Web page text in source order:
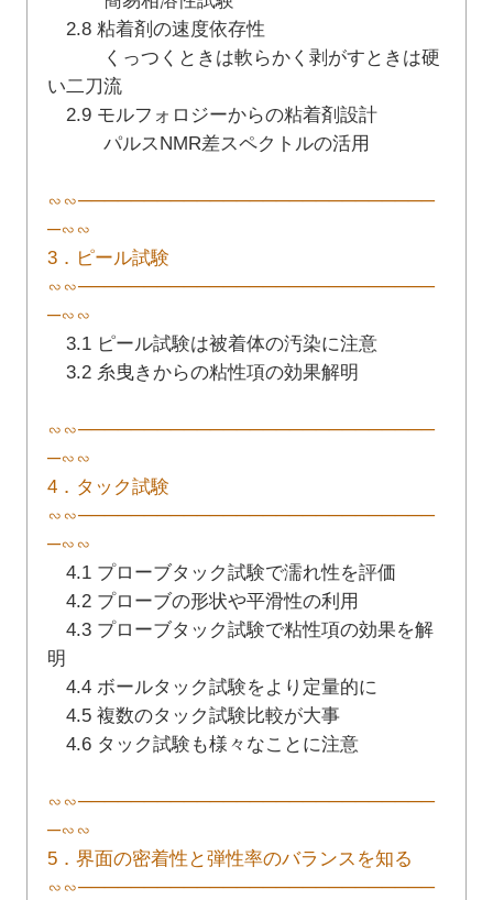
2.8 粘着剤の速度依存性
くっつくときは軟らかく剥がすときは硬
い二刀流
2.9 モルフォロジーからの粘着剤設計
パルスNMR差スペクトルの活用
∽∽───────────────────────────
─∽∽
3．ピール試験
∽∽───────────────────────────
─∽∽
3.1 ピール試験は被着体の汚染に注意
3.2 糸曳きからの粘性項の効果解明
∽∽───────────────────────────
─∽∽
4．タック試験
∽∽───────────────────────────
─∽∽
4.1 プローブタック試験で濡れ性を評価
4.2 プローブの形状や平滑性の利用
4.3 プローブタック試験で粘性項の効果を解
明
4.4 ボールタック試験をより定量的に
4.5 複数のタック試験比較が大事
4.6 タック試験も様々なことに注意
∽∽───────────────────────────
─∽∽
5．界面の密着性と弾性率のバランスを知る
∽∽───────────────────────────